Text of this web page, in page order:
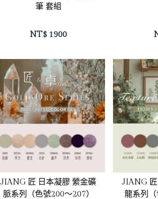
筆 套組
NT$ 1900
JIANG 匠 日本凝膠 縈金礦
脈系列（色號200～207）
JIANG
龍系列（